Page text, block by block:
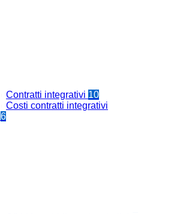
Contratti integrativi 10
Costi contratti integrativi
6